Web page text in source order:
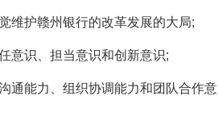
护赣州银行的改革发展的大局;
识、担当意识和创新意识;
能力、组织协调能力和团队合作意